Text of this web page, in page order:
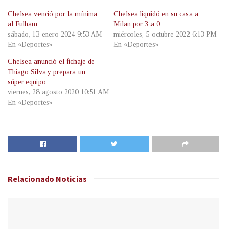
Chelsea venció por la mínima
al Fulham
sábado, 13 enero 2024 9:53 AM
En «Deportes»
Chelsea liquidó en su casa a
Milan por 3 a 0
miércoles, 5 octubre 2022 6:13 PM
En «Deportes»
Chelsea anunció el fichaje de
Thiago Silva y prepara un
súper equipo
viernes, 28 agosto 2020 10:51 AM
En «Deportes»
Relacionado Noticias